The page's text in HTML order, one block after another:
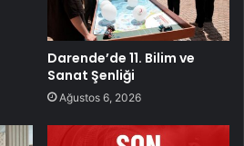
Darende’de 11. Bilim ve
Sanat Şenliği
Ağustos 6, 2026